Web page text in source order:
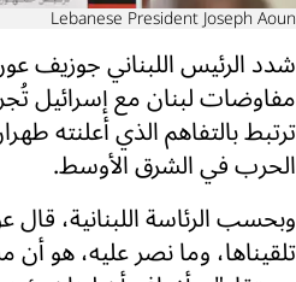
Lebanese President Joseph Aoun
شدد الرئيس اللبناني جوزيف
مفاوضات لبنان مع إسرائيل
ترتبط بالتفاهم الذي أعلنته
الحرب في الشرق الأوسط.
وبحسب الرئاسة اللبنانية،
تلقيناها، وما نصر عليه، هو